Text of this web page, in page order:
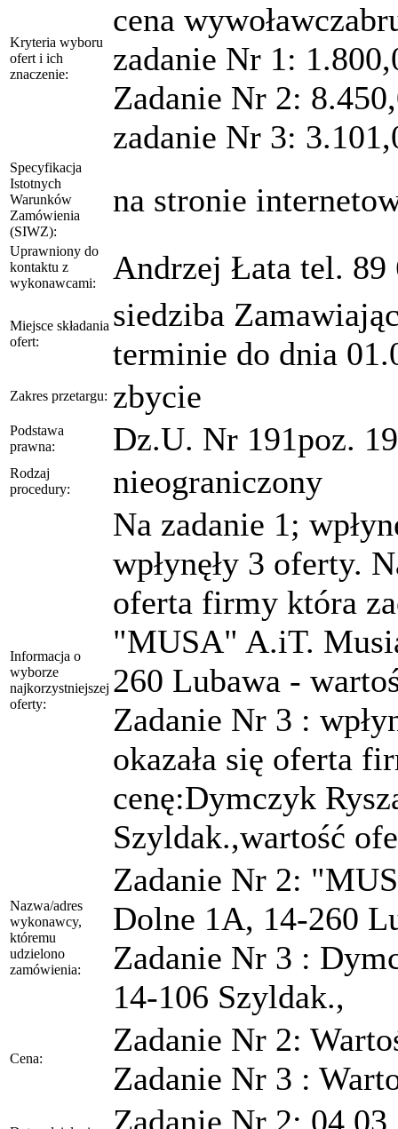
Kryteria wyboru
ofert i ich
znaczenie:
cena
zadanie Nr 1:
Zadanie Nr 2:
zadanie Nr 3:
Specyfikacja
Istotnych
Warunków
Zamówienia
(SIWZ):
na stronie
Uprawniony do
kontaktu z
wykonawcami:
Andrzej Łata tel. 89
Miejsce składania
ofert:
siedziba
terminie do dnia
Zakres przetargu: zbycie
Podstawa
prawna:
Dz.U. Nr 191poz.
Rodzaj
procedury:
nieograniczony
Informacja o
wyborze
najkorzystniejszej
oferty:
Na zadanie 1;
wpłynęły 3 oferty.
oferta firmy która
"MUSA" A.iT.
260 Lubawa -
Zadanie Nr 3 :
okazała się oferta
cenę:Dymczyk
Szyldak.,wartość
Nazwa/adres
wykonawcy,
któremu
udzielono
zamówienia:
Zadanie Nr 2:
Dolne 1A, 14-260
Zadanie Nr 3 :
14-106 Szyldak.,
Cena:
Zadanie Nr 2:
Zadanie Nr 3 :
Zadanie Nr 2: